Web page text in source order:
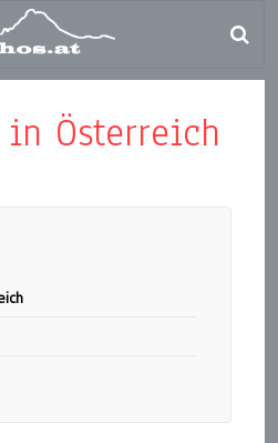
Österreich